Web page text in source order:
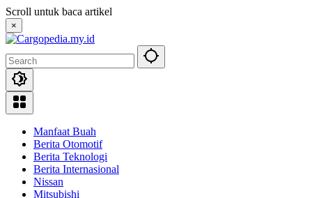
Skip
to
content
Scroll untuk baca artikel
×
Manfaat Buah
Berita Otomotif
Berita Teknologi
Berita Internasional
Nissan
Mitsubishi